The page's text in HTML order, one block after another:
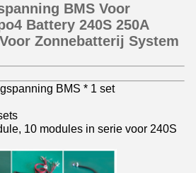
BMS Voor
Battery 240S 250A
Zonnebatterij System
BMS * 1 set
10 modules in serie voor 240S